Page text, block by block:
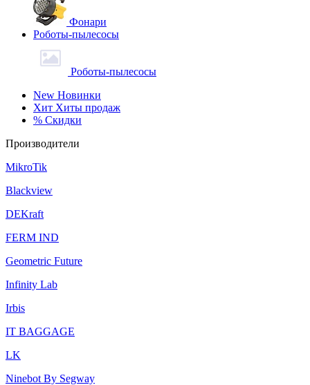
Фонари
Роботы-пылесосы
Роботы-пылесосы
New Новинки
Хит Хиты продаж
% Скидки
Производители
MikroTik
Blackview
DEKraft
FERM IND
Geometric Future
Infinity Lab
Irbis
IT BAGGAGE
LK
Ninebot By Segway